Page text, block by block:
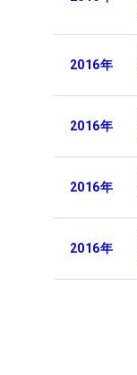
2016年
2016年
2016年
2016年